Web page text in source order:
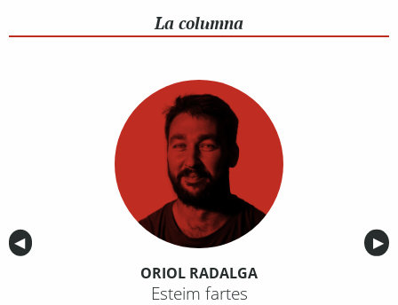
La columna
Anterior
◀︎ ▶︎
ORIOL RADALGA
Esteim fartes